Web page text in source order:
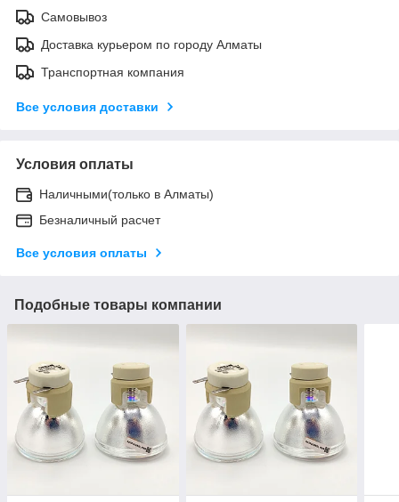
Самовывоз
Доставка курьером по городу Алматы
Транспортная компания
Все условия доставки
Условия оплаты
Наличными(только в Алматы)
Безналичный расчет
Все условия оплаты
Подобные товары компании